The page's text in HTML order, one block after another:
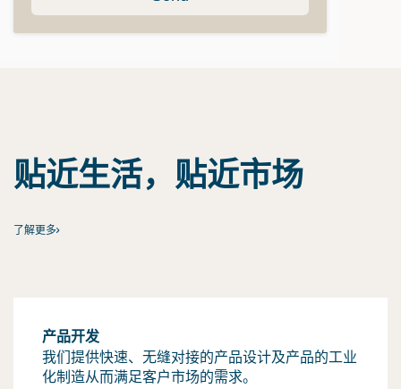
贴近生活，贴近市场
了解更多
产品开发
我们提供快速、无缝对接的产品设计及产品的工业
化制造从而满足客户市场的需求。